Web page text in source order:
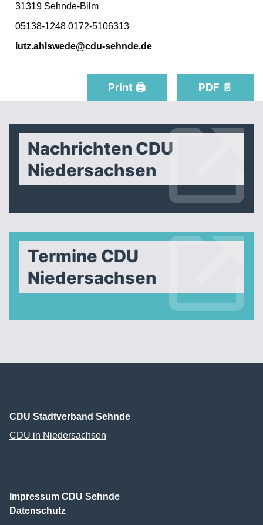
31319 Sehnde-Bilm
05138-1248 0172-5106313
lutz.ahlswede@cdu-sehnde.de
Print 🖨 PDF 📄
Nachrichten CDU
Niedersachsen
Termine CDU
Niedersachsen
CDU Stadtverband Sehnde
CDU in Niedersachsen
Impressum CDU Sehnde
Datenschutz